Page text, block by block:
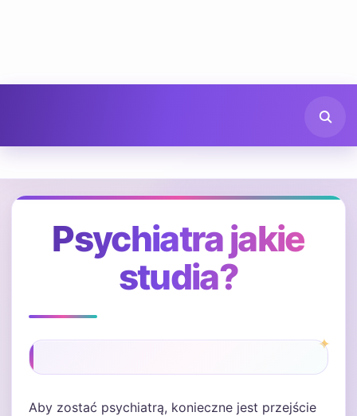
Psychiatra jakie
studia?
Aby zostać psychiatrą, konieczne jest przejście